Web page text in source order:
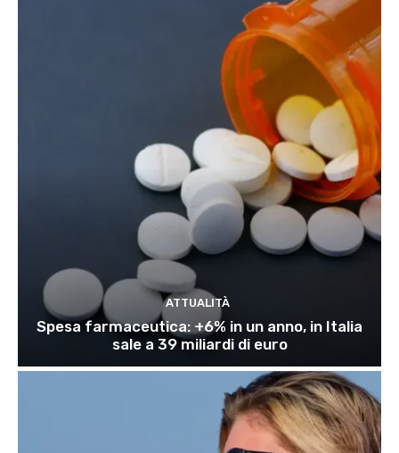
ATTUALITÀ
Spesa farmaceutica: +6% in un anno, in Italia
sale a 39 miliardi di euro